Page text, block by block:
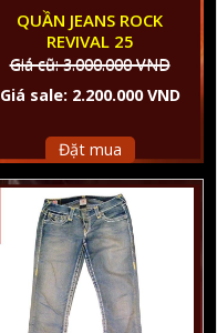
QUẦN JEANS ROCK
REVIVAL 25
Giá cũ: 3.000.000 VND
Giá sale: 2.200.000 VND
Đặt mua